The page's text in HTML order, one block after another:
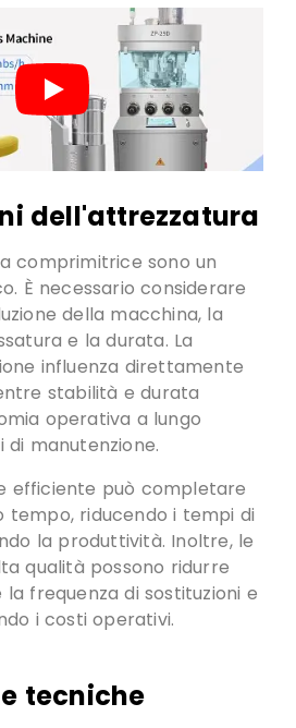
dell'attrezzatura
comprimitrice sono un
È necessario considerare
della macchina, la
e la durata. La
influenza direttamente
stabilità e durata
operativa a lungo
di manutenzione.
efficiente può completare
tempo, riducendo i tempi di
la produttività. Inoltre, le
qualità possono ridurre
frequenza di sostituzioni e
i costi operativi.
tecniche